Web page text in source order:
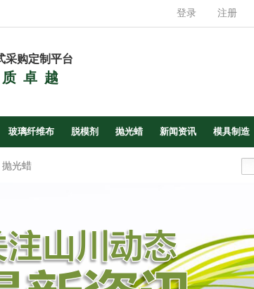
登录 注册
采购定制平台
卓越
玻璃纤维布 脱模剂 抛光蜡 新闻资讯 模具制造
抛光蜡